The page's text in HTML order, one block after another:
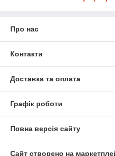
Про нас
Контакти
Доставка та оплата
Графік роботи
Повна версія сайту
Сайт створено на